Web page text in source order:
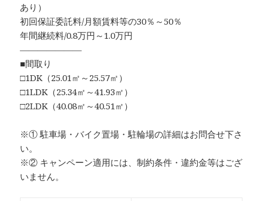
あり）
初回保証委託料/月額賃料等の30％～50％
年間継続料/0.8万円～1.0万円
―――――――
■間取り
□1DK（25.01㎡～25.57㎡）
□1LDK（25.34㎡～41.93㎡）
□2LDK（40.08㎡～40.51㎡）
※① 駐車場・バイク置場・駐輪場の詳細はお問合せ下さ
い。
※② キャンペーン適用には、制約条件・違約金等はござ
いません。